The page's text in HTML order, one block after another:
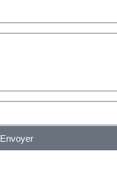
Envoyer